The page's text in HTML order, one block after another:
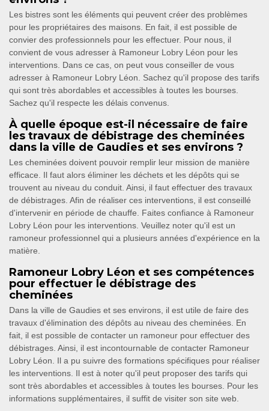
Les bistres sont les éléments qui peuvent créer des problèmes
pour les propriétaires des maisons. En fait, il est possible de
convier des professionnels pour les effectuer. Pour nous, il
convient de vous adresser à Ramoneur Lobry Léon pour les
interventions. Dans ce cas, on peut vous conseiller de vous
adresser à Ramoneur Lobry Léon. Sachez qu'il propose des tarifs
qui sont très abordables et accessibles à toutes les bourses.
Sachez qu'il respecte les délais convenus.
À quelle époque est-il nécessaire de faire
les travaux de débistrage des cheminées
dans la ville de Gaudies et ses environs ?
Les cheminées doivent pouvoir remplir leur mission de manière
efficace. Il faut alors éliminer les déchets et les dépôts qui se
trouvent au niveau du conduit. Ainsi, il faut effectuer des travaux
de débistrages. Afin de réaliser ces interventions, il est conseillé
d'intervenir en période de chauffe. Faites confiance à Ramoneur
Lobry Léon pour les interventions. Veuillez noter qu'il est un
ramoneur professionnel qui a plusieurs années d'expérience en la
matière.
Ramoneur Lobry Léon et ses compétences
pour effectuer le débistrage des
cheminées
Dans la ville de Gaudies et ses environs, il est utile de faire des
travaux d'élimination des dépôts au niveau des cheminées. En
fait, il est possible de contacter un ramoneur pour effectuer des
débistrages. Ainsi, il est incontournable de contacter Ramoneur
Lobry Léon. Il a pu suivre des formations spécifiques pour réaliser
les interventions. Il est à noter qu'il peut proposer des tarifs qui
sont très abordables et accessibles à toutes les bourses. Pour les
informations supplémentaires, il suffit de visiter son site web.